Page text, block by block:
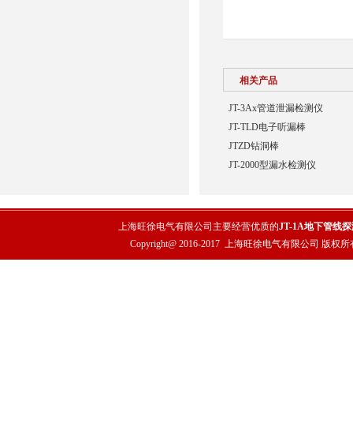
相关产品
JT-3Ax管道泄漏检测仪
JT-TLD电子听漏棒
JTZD钻洞棒
JT-2000型漏水检测仪
上海旺徐电气有限公司主要经营优质的JT-1A地下管线
Copyright@ 2016-2017 上海旺徐电气有限公司 版权